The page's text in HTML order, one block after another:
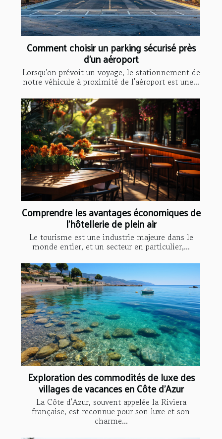
Comment choisir un parking sécurisé près
d'un aéroport
Lorsqu'on prévoit un voyage, le stationnement de
notre véhicule à proximité de l'aéroport est une...
Comprendre les avantages économiques de
l'hôtellerie de plein air
Le tourisme est une industrie majeure dans le
monde entier, et un secteur en particulier,...
Exploration des commodités de luxe des
villages de vacances en Côte d'Azur
La Côte d'Azur, souvent appelée la Riviera
française, est reconnue pour son luxe et son
charme...